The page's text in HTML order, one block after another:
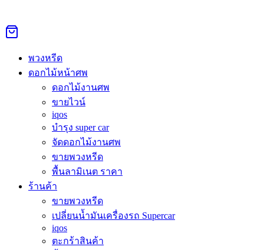
content
พวงหรีด
ดอกไม้หน้าศพ
ดอกไม้งานศพ
ขายไวน์
iqos
บำรุง super car
จัดดอกไม้งานศพ
ขายพวงหรีด
พื้นลามิเนต ราคา
ร้านค้า
ขายพวงหรีด
เปลี่ยนน้ำมันเครื่องรถ Supercar
iqos
ตะกร้าสินค้า
Search
for:
Sale 27%
พวงหรีดดอกไม้สด คลองสามวา
15,000.00฿
Original
was:
15,000.00฿.
11,000.00฿Current
price
is:
11,000.00฿.
สั่งพวงหรีดดอกไม้สด คลองสามวา คุณภาพดี ราคาเริ่ม 999
บาท ส่งด่วน 3 ชม. ทุกวัด ทุกวัน 24 ชม. โทร/LINE สอบถามได้
สั่งซื้อผ่าน Line @Aorest
ดอกไม้หน้าศพ